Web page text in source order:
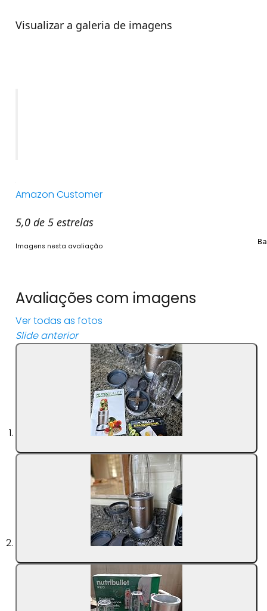
Visualizar a galeria de imagens
Amazon Customer
5,0 de 5 estrelas
Imagens nesta avaliação
Avaliações com imagens
Ver todas as fotos
Slide anterior